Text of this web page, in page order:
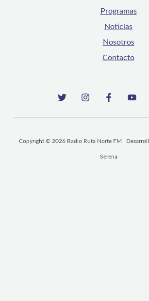
Programas
Noticias
Nosotros
Contacto
Copyright © 2026 Radio Ruta Norte FM |
Serena